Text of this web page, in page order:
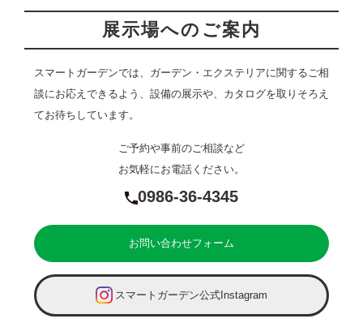
展示場へのご案内
スマートガーデンでは、ガーデン・エクステリアに関するご相
談にお応えできるよう、設備の展示や、カタログを取りそろえ
てお待ちしています。
ご予約や事前のご相談など
お気軽にお電話ください。
0986-36-4345
お問い合わせフォーム
スマートガーデン公式Instagram